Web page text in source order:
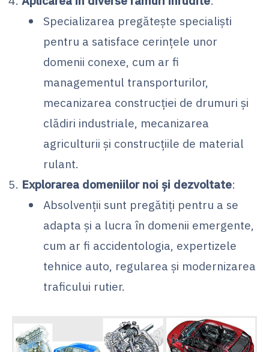
Specializarea pregătește specialiști
pentru a satisface cerințele unor
domenii conexe, cum ar fi
managementul transporturilor,
mecanizarea construcției de drumuri și
clădiri industriale, mecanizarea
agriculturii și construcțiile de material
rulant.
Explorarea domeniilor noi și dezvoltate:
Absolvenții sunt pregătiți pentru a se
adapta și a lucra în domenii emergente,
cum ar fi accidentologia, expertizele
tehnice auto, regularea și modernizarea
traficului rutier.